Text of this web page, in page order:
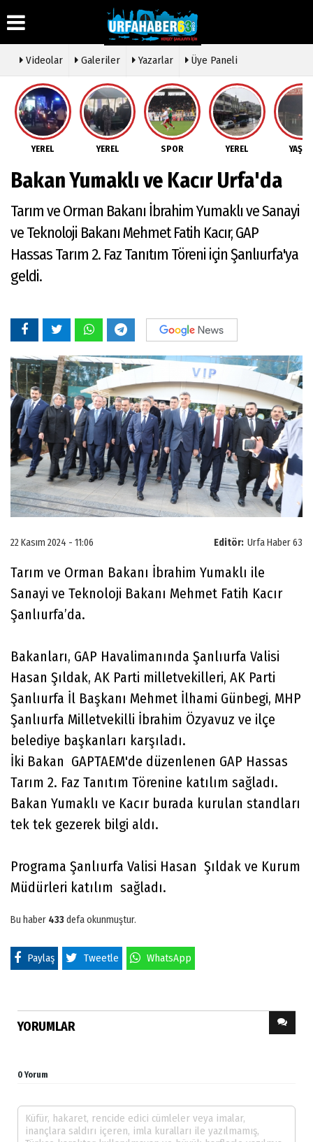
Üye Paneli
Haber
Arşivi
Arşivi
Haberleri
Hava
Durumu
Gazete
Anketler
Köşe
Yazarları
Video
Foto
Galeri
Etkinlikler
Künye
İletişim
Çerez
Gizlilik
Videolar Galeriler Yazarlar Üye Paneli
YEREL YEREL SPOR YEREL
Bakan Yumaklı ve Kacır Urfa'da
Tarım ve Orman Bakanı İbrahim Yumaklı ve Sanayi
ve Teknoloji Bakanı Mehmet Fatih Kacır, GAP
Hassas Tarım 2. Faz Tanıtım Töreni için Şanlıurfa'ya
geldi.
Editör: Urfa Haber 63
22 Kasım 2024 - 11:06
Tarım ve Orman Bakanı İbrahim Yumaklı ile
Sanayi ve Teknoloji Bakanı Mehmet Fatih Kacır
Şanlıurfa’da.
Bakanları, GAP Havalimanında Şanlıurfa Valisi
Hasan Şıldak, AK Parti milletvekilleri, AK Parti
Şanlıurfa İl Başkanı Mehmet İlhami Günbegi, MHP
Şanlıurfa Milletvekilli İbrahim Özyavuz ve ilçe
belediye başkanları karşıladı.
İki Bakan GAPTAEM'de düzenlenen GAP Hassas
Tarım 2. Faz Tanıtım Törenine katılım sağladı.
Bakan Yumaklı ve Kacır burada kurulan standları
tek tek gezerek bilgi aldı.
Programa Şanlıurfa Valisi Hasan Şıldak ve Kurum
Müdürleri katılım sağladı.
Bu haber 433defa okunmuştur.
Paylaş Tweetle WhatsApp
YORUMLAR
0 Yorum